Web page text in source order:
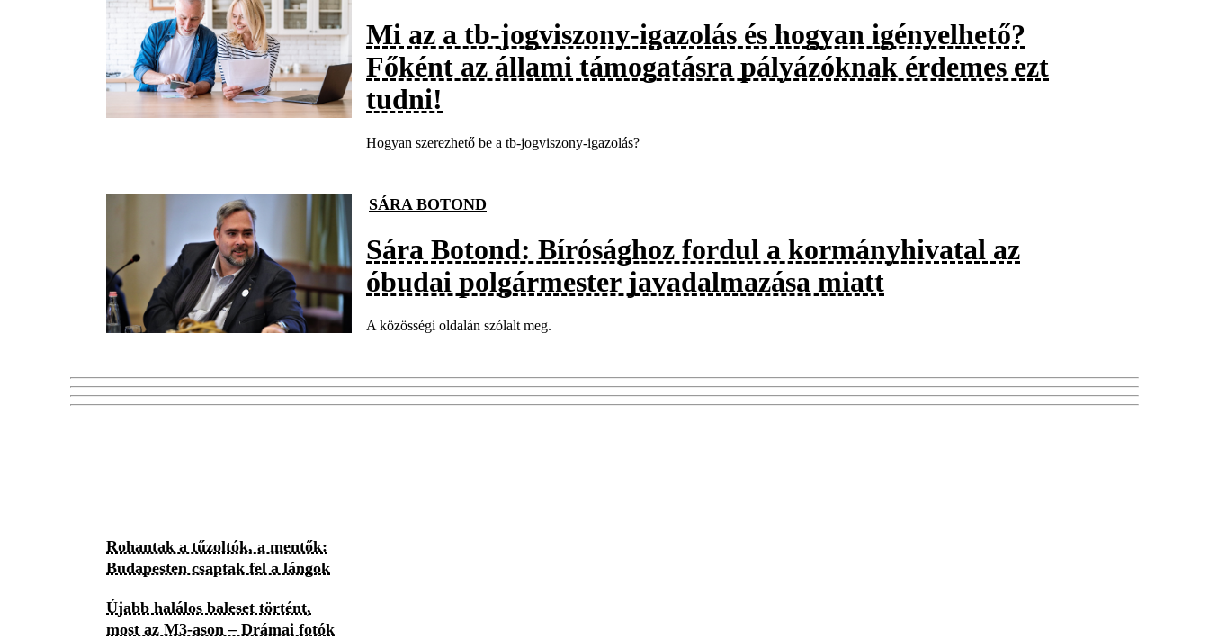
Mi az a tb-jogviszony-igazolás és hogyan igényelhető?
Főként az állami támogatásra pályázóknak érdemes ezt
tudni!
Hogyan szerezhető be a tb-jogviszony-igazolás?
SÁRA BOTOND
Sára Botond: Bírósághoz fordul a kormányhivatal az
óbudai polgármester javadalmazása miatt
A közösségi oldalán szólalt meg.
Rohantak a tűzoltók, a mentők:
Budapesten csaptak fel a lángok
Újabb halálos baleset történt,
most az M3-ason – Drámai fotók